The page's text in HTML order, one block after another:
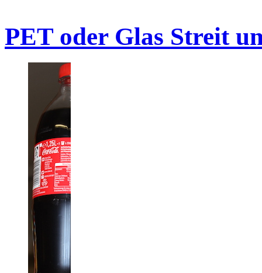
PET oder Glas Streit